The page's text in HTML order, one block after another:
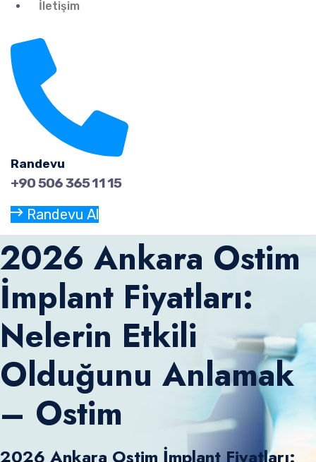
İletişim
Randevu
+90 506 365 11 15
Randevu Al
2026 Ankara Ostim
İmplant Fiyatları:
Nelerin Etkili
Olduğunu Anlamak
– Ostim
2026 Ankara Ostim İmplant Fiyatları: